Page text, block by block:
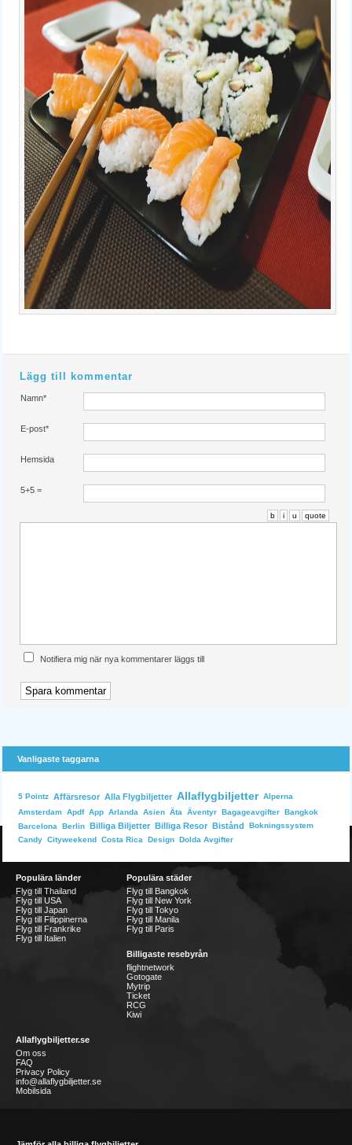
Lägg till kommentar
Namn*
E-post*
Hemsida
5+5 =
b i u quote
Notifiera mig när nya kommentarer läggs till
Vanligaste taggarna
5 Pointz Affärsresor Alla Flygbiljetter Allaflygbiljetter Alperna
Amsterdam Apdf App Arlanda Asien Äta Äventyr Bagageavgifter Bangkok
Barcelona
Berlin Billiga Biljetter Billiga Resor Bistånd
Bokningssystem
Candy Cityweekend Costa Rica Design Dolda Avgifter
Populära länder
Flyg till Thailand
Flyg till USA
Flyg till Japan
Flyg till Filippinerna
Flyg till Frankrike
Flyg till Italien
Populära städer
Flyg till Bangkok
Flyg till New York
Flyg till Tokyo
Flyg till Manila
Flyg till Paris
Billigaste resebyrån
flightnetwork
Gotogate
Mytrip
Ticket
RCG
Kiwi
Allaflygbiljetter.se
Om oss
FAQ
Privacy Policy
info@allaflygbiljetter.se
Mobilsida